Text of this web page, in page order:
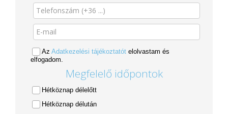
Az Adatkezelési tájékoztatót elolvastam és
elfogadom.
Megfelelő időpontok
Hétköznap délelőtt
Hétköznap délután